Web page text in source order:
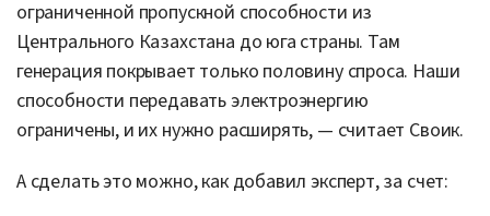
ограниченной пропускной способности из
Центрального Казахстана до юга страны. Там
генерация покрывает только половину спроса. Наши
способности передавать электроэнергию
ограничены, и их нужно расширять, — считает Своик.
А сделать это можно, как добавил эксперт, за счет: